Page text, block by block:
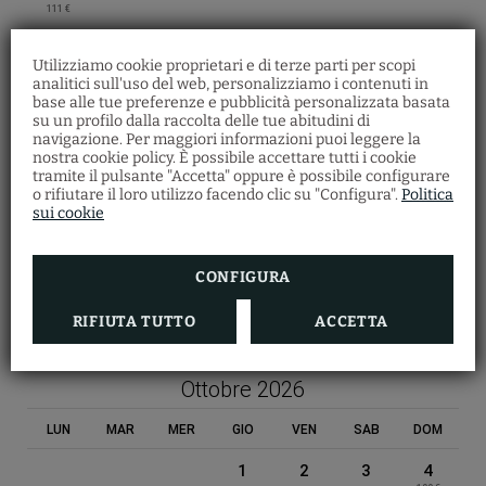
Utilizziamo cookie proprietari e di terze parti per scopi
analitici sull'uso del web, personalizziamo i contenuti in
base alle tue preferenze e pubblicità personalizzata basata
su un profilo dalla raccolta delle tue abitudini di
navigazione. Per maggiori informazioni puoi leggere la
nostra cookie policy. È possibile accettare tutti i cookie
tramite il pulsante "Accetta" oppure è possibile configurare
o rifiutare il loro utilizzo facendo clic su "Configura". Politica
sui cookie
CONFIGURA
RIFIUTA TUTTO ACCETTA
111 €
LUN MAR MER GIO VEN SAB DOM
1
132 €
2
173 €
3 4
163 €
5
207 € 163 €
7
163 €
8
163 €
9
199 €
10
214 €
11
199 €
12 13
163 €
24
307 €
Ottobre 2026
LUN MAR MER GIO VEN SAB DOM
1 2 3 4
CIN: IT048017A1DHTZ5QU5